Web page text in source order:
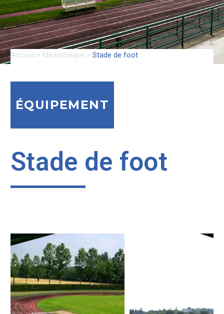
Accueil > Médiathèque > Stade de foot
ÉQUIPEMENT
Stade de foot